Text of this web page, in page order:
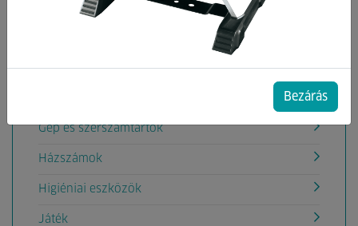
Camping Tartozékok
Építési vegyi anyagok
Gép és szerszámtartók
Házszámok
Higiéniai eszközök
Játék
Bezárás